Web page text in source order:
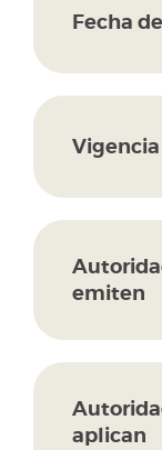
Fecha
Vigencia
emiten
aplican